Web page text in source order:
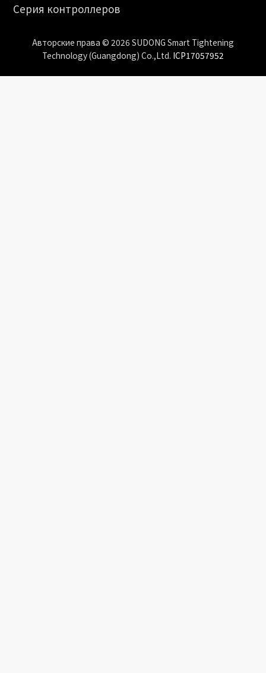
Серия контроллеров
Авторские права © 2026 SUDONG Smart Tightening
Technology (Guangdong) Co.,Ltd. ICP17057952